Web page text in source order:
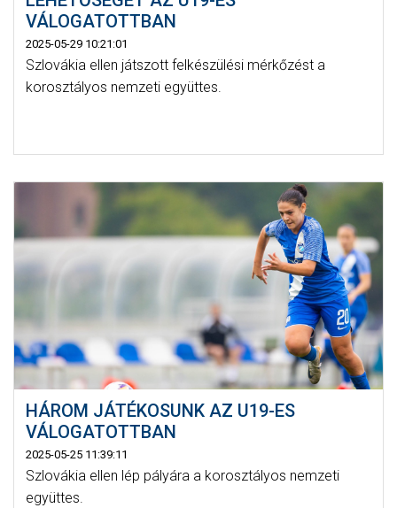
VÁLOGATOTTBAN
2025-05-29 10:21:01
Szlovákia ellen játszott felkészülési mérkőzést a
korosztályos nemzeti együttes.
HÁROM JÁTÉKOSUNK AZ U19-ES
VÁLOGATOTTBAN
2025-05-25 11:39:11
Szlovákia ellen lép pályára a korosztályos nemzeti
együttes.